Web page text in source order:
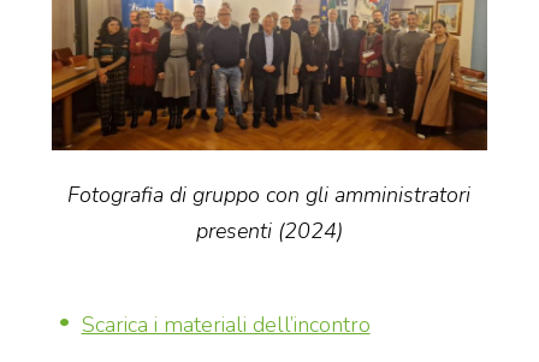
Fotografia di gruppo con gli amministratori
presenti (2024)
Scarica i materiali dell’incontro